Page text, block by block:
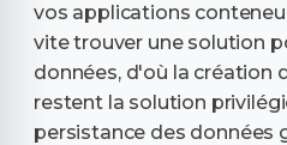
vos applications
vite trouver une solution
données, d'où la création
restent la solution
persistance des données